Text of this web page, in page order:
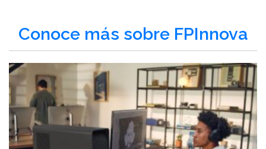
Conoce más sobre FPInnova